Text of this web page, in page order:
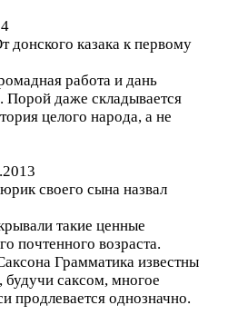
донского казака к первому
работа и дань
даже складывается
целого народа, а не
своего сына назвал
такие ценные
почтенного возраста.
Грамматика известны
саксом, многое
продлевается однозначно.